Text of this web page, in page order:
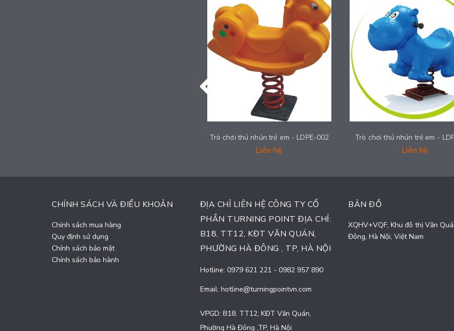
Trò chơi thú nhún trẻ em - LDPE-002
Liên hệ
Trò chơi thú nhún trẻ em -
Liên hệ
CHÍNH SÁCH VÀ ĐIỀU KHOẢN
Chính sách mua hàng
Quy định sử dụng
Chính sách bảo mật
Chính sách bảo hành
ĐỊA CHỈ LIÊN HỆ CÔNG TY CỔ
PHẦN TURNING POINT ĐỊA CHỈ:
B18, TT12, KĐT VĂN QUÁN,
PHƯỜNG HÀ ĐÔNG , TP, HÀ NỘI
Hotline: 0979 621 221 - 0982 957 890
Email: hotline@turningpointvn.com
VPGD: B18, TT12, KĐT Văn Quán,
Phường Hà Đông ,TP, Hà Nội
BẢN ĐỒ
XQHV+VQF, Khu đô thị Văn
Đông, Hà Nội, Việt Nam